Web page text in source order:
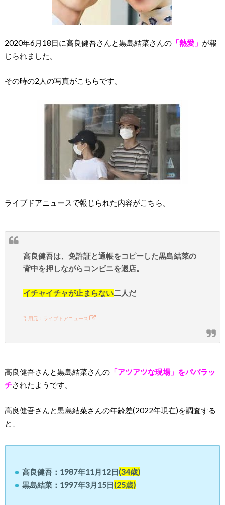
2020年6月18日に高良健吾さんと黒島結菜さんの「熱愛」 が報
じられました。
その時の2人の写真がこちらです。
ライブドアニュースで報じられた内容がこちら。
高良健吾は、免許証と通帳をコピーした黒島結菜の
背中を押しながらコンビニを退店。
イチャイチャが止まらない二人だ
引用元：ライブドアニュース
高良健吾さんと黒島結菜さんの「アツアツな現場」をパパラッ
チされたようです。
高良健吾さんと黒島結菜さんの年齢差(2022年現在)を調査する
と、
高良健吾：1987年11月12日(34歳)
黒島結菜：1997年3月15日(25歳)